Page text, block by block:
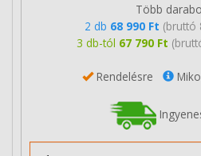
Több
2 db 68 990 Ft (bruttó
3 db-tól 67 790 Ft
Rendelésre